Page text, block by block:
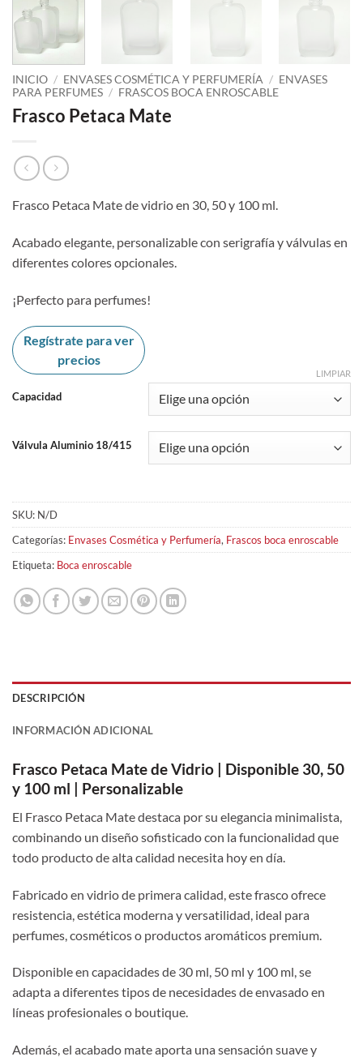
INICIO / ENVASES COSMÉTICA Y PERFUMERÍA / ENVASES
PARA PERFUMES / FRASCOS BOCA ENROSCABLE
Frasco Petaca Mate
Frasco Petaca Mate de vidrio en 30, 50 y 100 ml.
Acabado elegante, personalizable con serigrafía y válvulas en
diferentes colores opcionales.
¡Perfecto para perfumes!
Regístrate para ver
precios
Capacidad
Válvula Aluminio 18/415
LIMPIAR
SKU: N/D
Categorías: Envases Cosmética y Perfumería, Frascos boca enroscable
Etiqueta: Boca enroscable
DESCRIPCIÓN
INFORMACIÓN ADICIONAL
Frasco Petaca Mate de Vidrio | Disponible 30, 50
y 100 ml | Personalizable
El Frasco Petaca Mate destaca por su elegancia minimalista,
combinando un diseño sofisticado con la funcionalidad que
todo producto de alta calidad necesita hoy en día.
Fabricado en vidrio de primera calidad, este frasco ofrece
resistencia, estética moderna y versatilidad, ideal para
perfumes, cosméticos o productos aromáticos premium.
Disponible en capacidades de 30 ml, 50 ml y 100 ml, se
adapta a diferentes tipos de necesidades de envasado en
líneas profesionales o boutique.
Además, el acabado mate aporta una sensación suave y